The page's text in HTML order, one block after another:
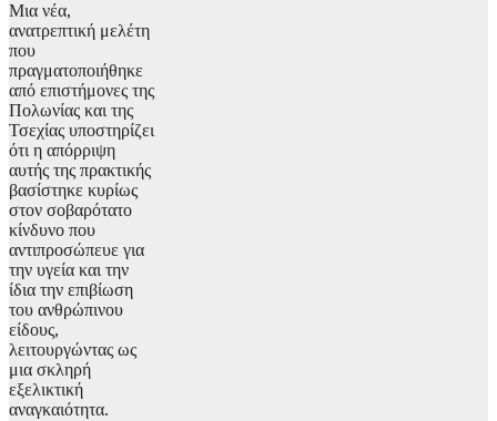
Μια νέα,
ανατρεπτική μελέτη
που
πραγματοποιήθηκε
από επιστήμονες της
Πολωνίας και της
Τσεχίας υποστηρίζει
ότι η απόρριψη
αυτής της πρακτικής
βασίστηκε κυρίως
στον σοβαρότατο
κίνδυνο που
αντιπροσώπευε για
την υγεία και την
ίδια την επιβίωση
του ανθρώπινου
είδους,
λειτουργώντας ως
μια σκληρή
εξελικτική
αναγκαιότητα.